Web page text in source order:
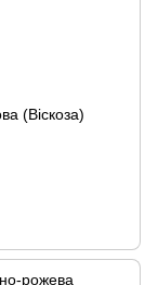
(Віскоза)